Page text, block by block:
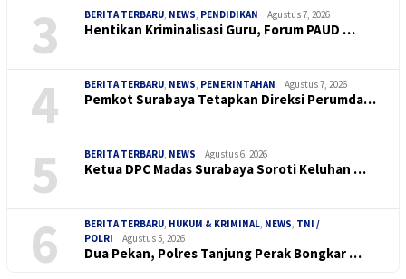
3 BERITA TERBARU, NEWS, PENDIDIKAN Agustus 7, 2026
Hentikan Kriminalisasi Guru, Forum PAUD …
4 BERITA TERBARU, NEWS, PEMERINTAHAN Agustus 7, 2026
Pemkot Surabaya Tetapkan Direksi Perumda…
5 BERITA TERBARU, NEWS Agustus 6, 2026
Ketua DPC Madas Surabaya Soroti Keluhan …
6 BERITA TERBARU, HUKUM & KRIMINAL, NEWS, TNI /
POLRI
Agustus 5, 2026
Dua Pekan, Polres Tanjung Perak Bongkar …